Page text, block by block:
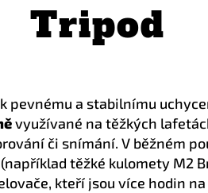
Tripod
pevnému a stabilnímu
využívané na těžkých
či snímání. V běžném
těžké kulomety M2
kteří jsou více hodin